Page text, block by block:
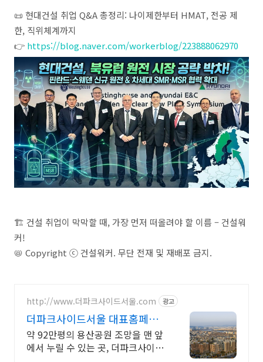
📜 현대건설 취업 Q&A 총정리: 나이제한부터 HMAT, 전공 제
한, 직위체계까지
👉 https://blog.naver.com/workerblog/223888062970
🏗️ 건설 취업이 막막할 때, 가장 먼저 떠올려야 할 이름 – 건설워
커!
📛 Copyright ⓒ 건설워커. 무단 전재 및 재배포 금지.
http://www.더파크사이드서울.com 광고
더파크사이드서울 대표홈페이
지 현대건설의 대규모 프로젝
트!
약 92만평의 용산공원 조망을 맨 앞
에서 누릴 수 있는 곳, 더파크사이드